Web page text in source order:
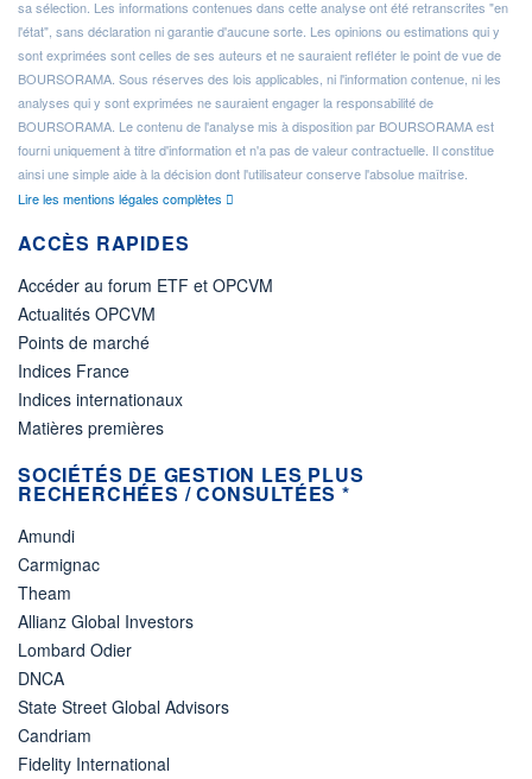
sa sélection. Les informations contenues dans cette analyse ont été retranscrites "en
l'état", sans déclaration ni garantie d'aucune sorte. Les opinions ou estimations qui y
sont exprimées sont celles de ses auteurs et ne sauraient refléter le point de vue de
BOURSORAMA. Sous réserves des lois applicables, ni l'information contenue, ni les
analyses qui y sont exprimées ne sauraient engager la responsabilité de
BOURSORAMA. Le contenu de l'analyse mis à disposition par BOURSORAMA est
fourni uniquement à titre d'information et n'a pas de valeur contractuelle. Il constitue
ainsi une simple aide à la décision dont l'utilisateur conserve l'absolue maîtrise.
Lire les mentions légales complètes
ACCÈS RAPIDES
Accéder au forum ETF et OPCVM
Actualités OPCVM
Points de marché
Indices France
Indices internationaux
Matières premières
SOCIÉTÉS DE GESTION LES PLUS
RECHERCHÉES / CONSULTÉES *
Amundi
Carmignac
Theam
Allianz Global Investors
Lombard Odier
DNCA
State Street Global Advisors
Candriam
Fidelity International